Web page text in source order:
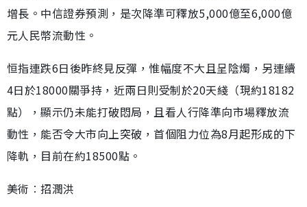
增長。中信證券預測，是次降準可釋放5,000億至6,000億
元人民幣流動性。
恒指連跌6日後昨終見反彈，惟幅度不大且呈陰燭，另連續
4日於18000關爭持，近兩日則受制於20天綫（現約18182
點），顯示仍未能打破悶局，且看人行降準向市場釋放流
動性，能否令大市向上突破，首個阻力位為8月起形成的下
降軌，目前在約18500點。
美術︰招潤洪